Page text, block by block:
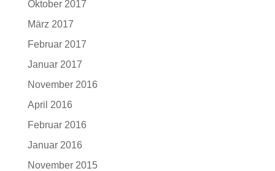
Oktober 2017
März 2017
Februar 2017
Januar 2017
November 2016
April 2016
Februar 2016
Januar 2016
November 2015